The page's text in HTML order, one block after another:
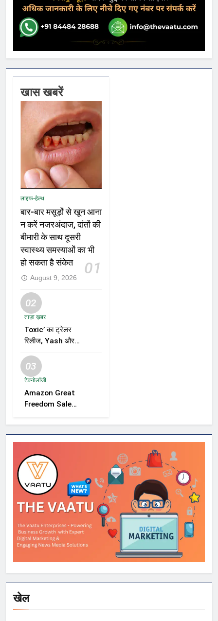
खास खबरें
लाइफ-हेल्थ
बार-बार मसूड़ों से खून आना
न करें नजरअंदाज, दांतों की
बीमारी के साथ दूसरी
स्वास्थ्य समस्याओं का भी
हो सकता है संकेत
01
August 9, 2026
02
ताज़ा ख़बर
Toxic’ का ट्रेलर
रिलीज, Yash और
जोड़ी ने मचाई हलचल,
फिल्म को लेकर बढ़ी
03
टेक्नोलॉजी
Amazon Great
Freedom Sale
OnePlus और
डिस्काउंट
खेल